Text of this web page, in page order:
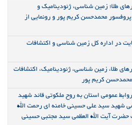
طلا؛ زمین شناسی، ژئودینامیک و
محمدحسن کریم پور و رونمایی از
در اداره کل زمین شناسی و اکتشافات
طلا، زمین شناسی، ژئودینامیک، اکتشافات
کریم پور
عمومی استان به روح ملکوتی قائد شهید
شهید سید علی حسینی خامنه ای رحمت الله
حضرت آیت الله العظمی سید مجتبی حسینی